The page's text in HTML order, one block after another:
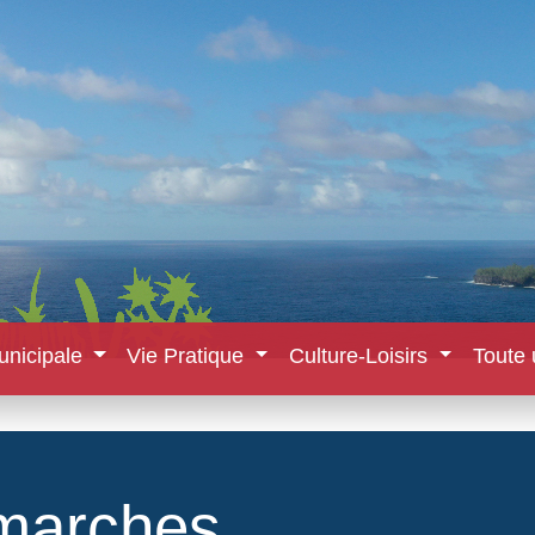
Vie Pratique Culture-Loisirs Toute